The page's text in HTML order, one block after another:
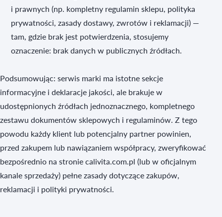
i prawnych (np. kompletny regulamin sklepu, polityka
prywatności, zasady dostawy, zwrotów i reklamacji) —
tam, gdzie brak jest potwierdzenia, stosujemy
oznaczenie: brak danych w publicznych źródłach.
Podsumowując: serwis marki ma istotne sekcje
informacyjne i deklaracje jakości, ale brakuje w
udostępnionych źródłach jednoznacznego, kompletnego
zestawu dokumentów sklepowych i regulaminów. Z tego
powodu każdy klient lub potencjalny partner powinien,
przed zakupem lub nawiązaniem współpracy, zweryfikować
bezpośrednio na stronie calivita.com.pl (lub w oficjalnym
kanale sprzedaży) pełne zasady dotyczące zakupów,
reklamacji i polityki prywatności.